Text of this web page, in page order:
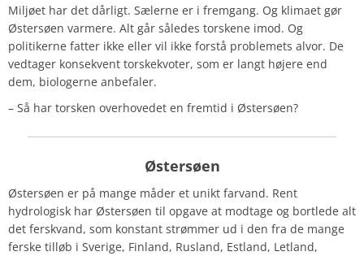
Miljøet har det dårligt. Sælerne er i fremgang. Og klimaet gør
Østersøen varmere. Alt går således torskene imod. Og
politikerne fatter ikke eller vil ikke forstå problemets alvor. De
vedtager konsekvent torskekvoter, som er langt højere end
dem, biologerne anbefaler.
– Så har torsken overhovedet en fremtid i Østersøen?
Østersøen
Østersøen er på mange måder et unikt farvand. Rent
hydrologisk har Østersøen til opgave at modtage og bortlede alt
det ferskvand, som konstant strømmer ud i den fra de mange
ferske tilløb i Sverige, Finland, Rusland, Estland, Letland,